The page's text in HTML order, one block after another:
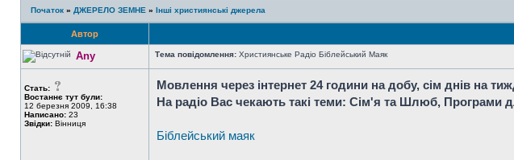
Початок » ДЖЕРЕЛО ЗЕМНЕ » Інші християнські джерела
Автор
Any Тема повідомлення: Християнське Радіо Біблейський Маяк
Стать:
Востаннє тут були:
12 березня 2009, 16:38
Написано: 23
Звідки: Вінниця
Мовлення через інтернет 24 години на добу, сім днів на
На радіо Вас чекають такі теми: Сім'я та Шлюб, Програми
Біблейський маяк